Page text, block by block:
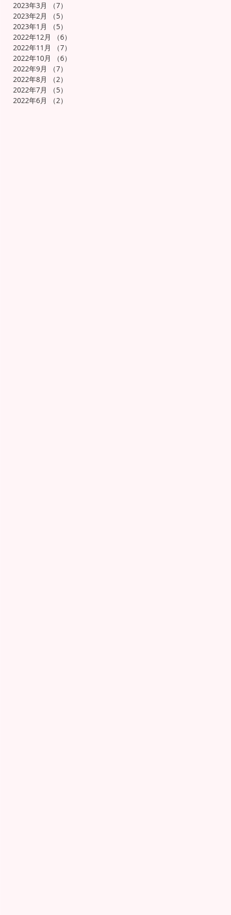
2023年3月
（7）
2023年2月
（5）
2023年1月
（5）
2022年12月
（6）
2022年11月
（7）
2022年10月
（6）
2022年9月
（7）
2022年8月
（2）
2022年7月
（5）
2022年6月
（2）